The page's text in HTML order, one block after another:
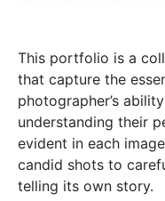
This portfolio is a
that capture the
photographer’s
understanding their
evident in each
candid shots to
telling its own story.